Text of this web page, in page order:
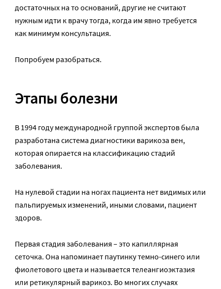
достаточных на то оснований, другие не считают
нужным идти к врачу тогда, когда им явно требуется
как минимум консультация.
Попробуем разобраться.
Этапы болезни
В 1994 году международной группой экспертов была
разработана система диагностики варикоза вен,
которая опирается на классификацию стадий
заболевания.
На нулевой стадии на ногах пациента нет видимых или
пальпируемых изменений, иными словами, пациент
здоров.
Первая стадия заболевания – это капиллярная
сеточка. Она напоминает паутинку темно-синего или
фиолетового цвета и называется телеангиоэктазия
или ретикулярный варикоз. Во многих случаях